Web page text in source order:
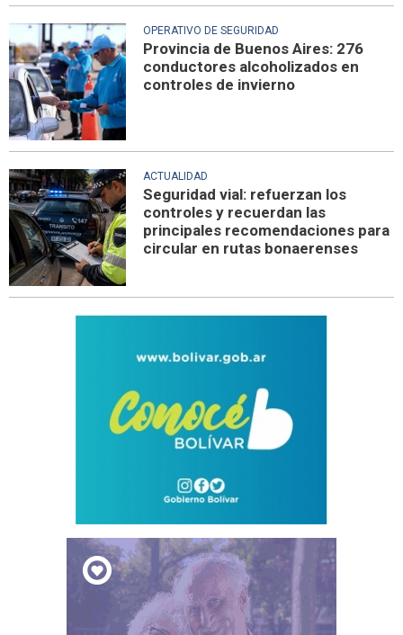
OPERATIVO DE SEGURIDAD
Provincia de Buenos Aires: 276
conductores alcoholizados en
controles de invierno
ACTUALIDAD
Seguridad vial: refuerzan los
controles y recuerdan las
principales recomendaciones para
circular en rutas bonaerenses